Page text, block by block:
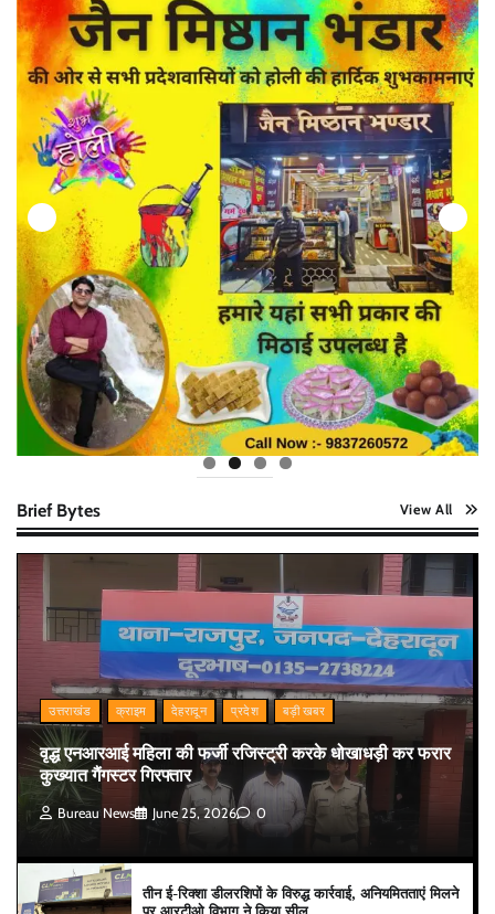
Brief Bytes View All
उत्तराखंड क्राइम देहरादून प्रदेश बड़ी खबर
वृद्ध एनआरआई महिला की फर्जी रजिस्ट्री करके धोखाधड़ी कर फरार
कुख्यात गैंगस्टर गिरफ्तार
Bureau News June 25, 2026 0
तीन ई-रिक्शा डीलरशिपों के विरुद्ध कार्रवाई, अनियमितताएं मिलने